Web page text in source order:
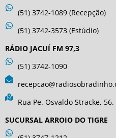
(51) 3742-1089 (Recepção)
(51) 3742-3573 (Estúdio)
RÁDIO JACUÍ FM 97,3
(51) 3742-1090
Rua Pe. Osvaldo Stracke,
SUCURSAL ARROIO DO TIGRE